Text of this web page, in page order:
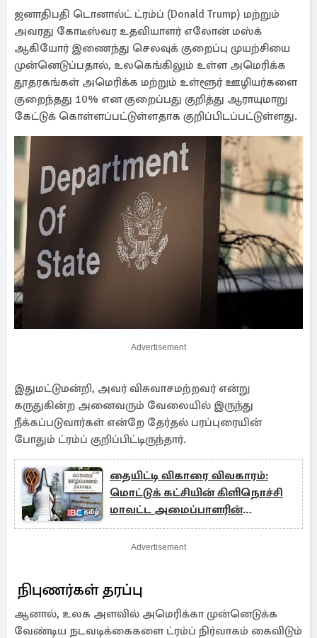
ஜனாதிபதி டொனால்ட் ட்ரம்ப் (Donald Trump) மற்றும்
அவரது கோடீஸ்வர உதவியாளர் எலோன் மஸ்க்
ஆகியோர் இணைந்து செலவுக் குறைப்பு முயற்சியை
முன்னெடுப்பதால், உலகெங்கிலும் உள்ள அமெரிக்க
தூதரகங்கள் அமெரிக்க மற்றும் உள்ளூர் ஊழியர்களை
குறைந்தது 10% என குறைப்பது குறித்து ஆராயுமாறு
கேட்டுக் கொள்ளப்பட்டுள்ளதாக குறிப்பிடப்பட்டுள்ளது.
Advertisement
இதுமட்டுமன்றி, அவர் விசுவாசமற்றவர் என்று
கருதுகின்ற அனைவரும் வேலையில் இருந்து
நீக்கப்படுவார்கள் என்றே தேர்தல் பரப்புரையின்
போதும் ட்ரம்ப் குறிப்பிட்டிருந்தார்.
தையிட்டி விகாரை விவகாரம்:
மொட்டுக் கட்சியின் கிளிநொச்சி
மாவட்ட அமைப்பாளரின்
நிலைப்பாடு
Advertisement
நிபுணர்கள் தரப்பு
ஆனால், உலக அளவில் அமெரிக்கா முன்னெடுக்க
வேண்டிய நடவடிக்கைகளை ட்ரம்ப் நிர்வாகம் கைவிடும்